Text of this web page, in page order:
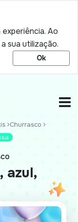
Ao
sua utilização.
Ok
Churrasco
azul,